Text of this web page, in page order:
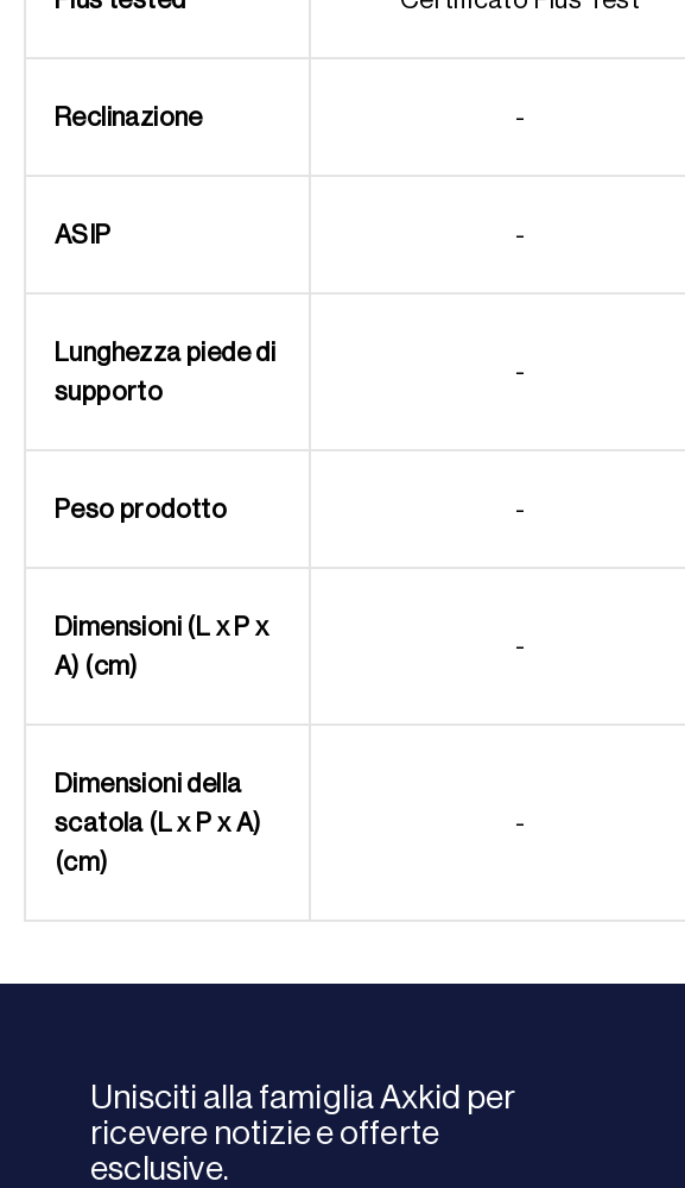
Reclinazione -
ASIP -
Lunghezza piede di
supporto
-
Peso prodotto -
Dimensioni (L x P x
A) (cm)
-
Dimensioni della
scatola (L x P x A)
(cm)
-
Unisciti alla famiglia Axkid per
ricevere notizie e offerte
esclusive.